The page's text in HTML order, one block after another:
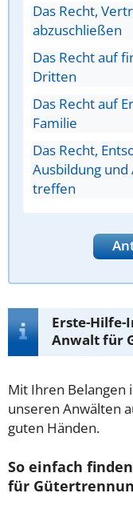
Das Recht,
abzuschließen
Das Recht auf
Dritten
Das Recht auf
Familie
Das Recht,
Ausbildung
treffen
Erste-Hilfe-
Anwalt für
Mit Ihren Belangen
unseren Anwälten
guten Händen.
So einfach
für